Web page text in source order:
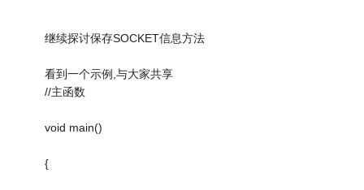
继续探讨保存SOCKET信息方法
看到一个示例,与大家共享
//主函数
void main()
{